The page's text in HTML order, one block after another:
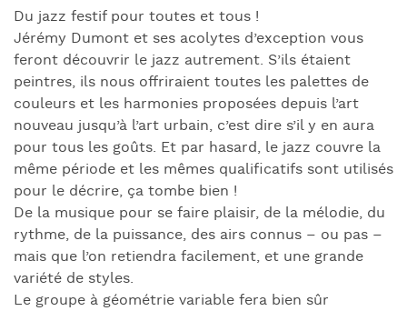
Du jazz festif pour toutes et tous !
Jérémy Dumont et ses acolytes d’exception vous
feront découvrir le jazz autrement. S’ils étaient
peintres, ils nous offriraient toutes les palettes de
couleurs et les harmonies proposées depuis l’art
nouveau jusqu’à l’art urbain, c’est dire s’il y en aura
pour tous les goûts. Et par hasard, le jazz couvre la
même période et les mêmes qualificatifs sont utilisés
pour le décrire, ça tombe bien !
De la musique pour se faire plaisir, de la mélodie, du
rythme, de la puissance, des airs connus – ou pas –
mais que l’on retiendra facilement, et une grande
variété de styles.
Le groupe à géométrie variable fera bien sûr